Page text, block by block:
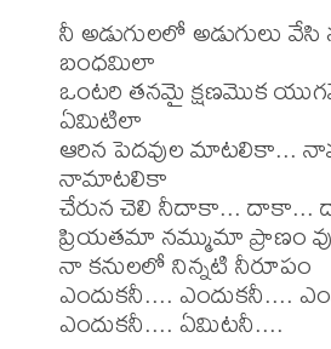
నీ అడుగులలో అడుగులు
బంధమిలా
ఒంటరి తనమై క్షణమొక
ఏమిటిలా
ఆరిన పెదవుల మాటలికా...
నామాటలికా
చేరున చెలి నీదాకా...
ప్రియతమా నమ్ముమా ప్రాణం
నా కనులలో నిన్నటి నీరూపం
ఎందుకనీ.... ఎందుకనీ....
ఎందుకనీ.... ఏమిటనీ....